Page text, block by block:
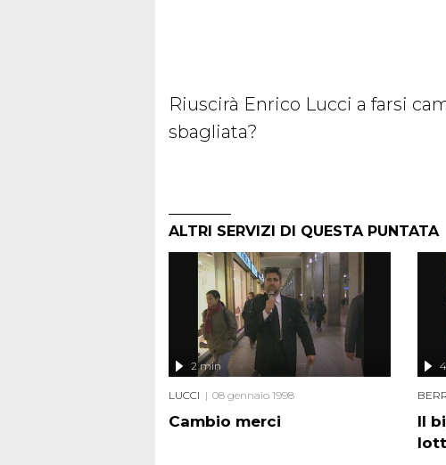
Riuscirà Enrico Lucci a farsi
sbagliata?
ALTRI SERVIZI DI QUESTA PUNTATA
Cambio merci
2 min
LUCCI 08 gennaio 1998
Il